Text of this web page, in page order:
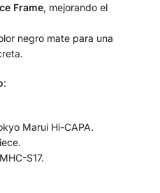
Frame, mejorando el
negro mate para una
:
Marui Hi-CAPA.
S17.